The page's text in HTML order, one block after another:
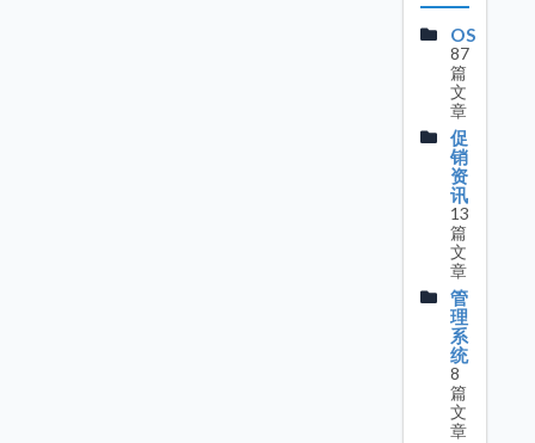
OS
87
篇
文
章
促
销
资
讯
13
篇
文
章
管
理
系
统
8
篇
文
章